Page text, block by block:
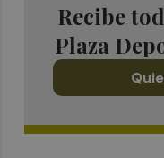
Recibe
Plaza